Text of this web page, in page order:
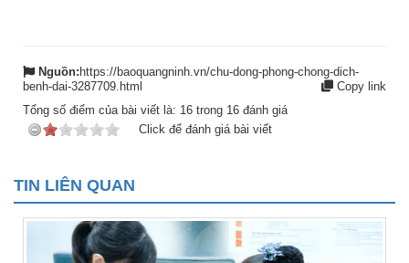
Nguồn: https://baoquangninh.vn/chu-dong-phong-chong-dich-
benh-dai-3287709.html
Copy link
Tổng số điểm của bài viết là: 16 trong 16 đánh giá
Click để đánh giá bài viết
TIN LIÊN QUAN